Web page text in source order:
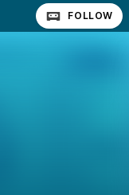
FOLLOW